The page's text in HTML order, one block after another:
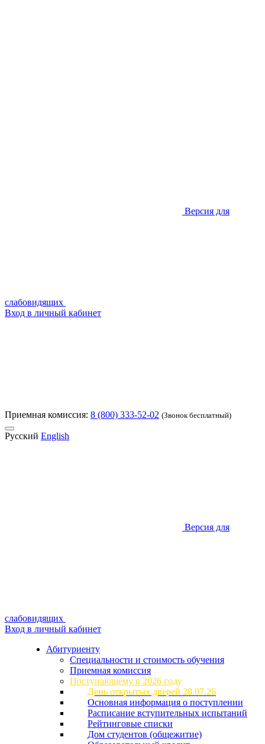
Версия для
слабовидящих
Вход в личный кабинет
Приемная комиссия: 8 (800) 333-52-02 (Звонок бесплатный)
Русский English
Версия для
слабовидящих
Вход в личный кабинет
Абитуриенту
Специальности и стоимость обучения
Приемная комиссия
Поступающему в 2026 году
День открытых дверей 28.07.26
Основная информация о поступлении
Расписание вступительных испытаний
Рейтинговые списки
Дом студентов (общежитие)